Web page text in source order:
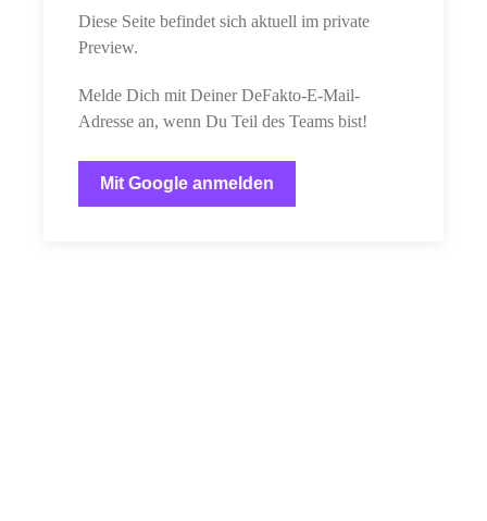
Diese Seite befindet sich aktuell im private
Preview.
Melde Dich mit Deiner DeFakto-E-Mail-
Adresse an, wenn Du Teil des Teams bist!
Mit Google anmelden